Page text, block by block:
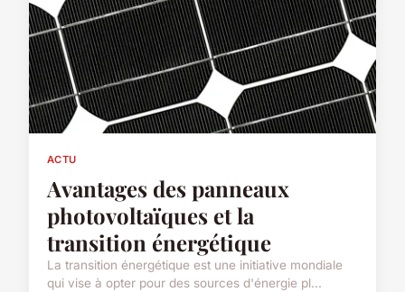
ACTU
Avantages des panneaux
photovoltaïques et la
transition énergétique
La transition énergétique est une initiative mondiale
qui vise à opter pour des sources d'énergie pl...